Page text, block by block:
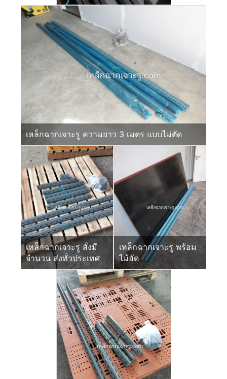
เหล็กฉากเจาะรู ความยาว 3 เมตร แบบไม่ตัด
เหล็กฉากเจาะรู สั่งมี
จำนวน ส่งทั่วประเทศ
เหล็กฉากเจาะรู พร้อม
ไม้อัด